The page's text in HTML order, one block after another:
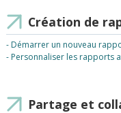
Création de
- Démarrer un nouveau
- Personnaliser les rapports
Partage et